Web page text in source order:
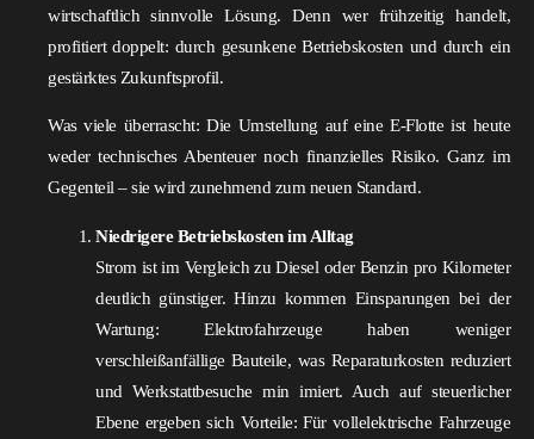
wirtschaftlich sinnvolle Lösung. Denn wer frühzeitig handelt,
profitiert doppelt: durch gesunkene Betriebskosten und durch ein
gestärktes Zukunftsprofil.
Was viele überrascht: Die Umstellung auf eine E-Flotte ist heute
weder technisches Abenteuer noch finanzielles Risiko. Ganz im
Gegenteil – sie wird zunehmend zum neuen Standard.
Niedrigere Betriebskosten im Alltag
Strom ist im Vergleich zu Diesel oder Benzin pro Kilometer
deutlich günstiger. Hinzu kommen Einsparungen bei der
Wartung: Elektrofahrzeuge haben weniger
verschleißanfällige Bauteile, was Reparaturkosten reduziert
und Werkstattbesuche min imiert. Auch auf steuerlicher
Ebene ergeben sich Vorteile: Für vollelektrische Fahrzeuge